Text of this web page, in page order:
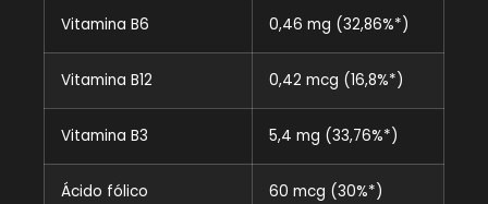
Vitamina B6 0,46 mg (32,86%*)
Vitamina B12 0,42 mcg (16,8%*)
Vitamina B3 5,4 mg (33,76%*)
Ácido fólico 60 mcg (30%*)